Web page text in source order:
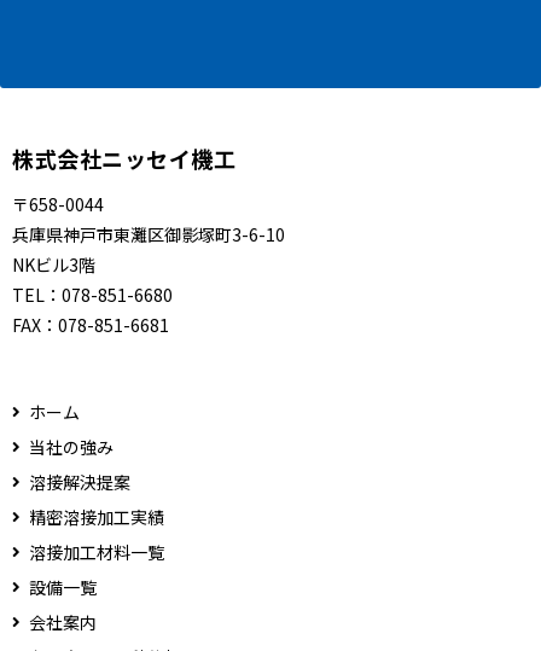
株式会社ニッセイ機工
〒658-0044
兵庫県神戸市東灘区御影塚町3-6-10
NKビル3階
TEL： 078-851-6680
FAX： 078-851-6681
ホーム
当社の強み
溶接解決提案
精密溶接加工実績
溶接加工材料一覧
設備一覧
会社案内